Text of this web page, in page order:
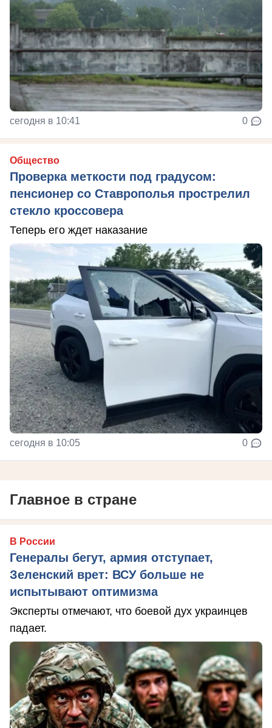
сегодня в 10:41 0
Общество
Проверка меткости под градусом:
пенсионер со Ставрополья прострелил
стекло кроссовера
Теперь его ждет наказание
сегодня в 10:05 0
Главное в стране
В России
Генералы бегут, армия отступает,
Зеленский врет: ВСУ больше не
испытывают оптимизма
Эксперты отмечают, что боевой дух украинцев
падает.